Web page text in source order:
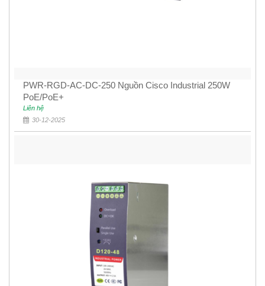
PWR-RGD-AC-DC-250 Nguồn Cisco Industrial 250W
PoE/PoE+
Liên hệ
30-12-2025